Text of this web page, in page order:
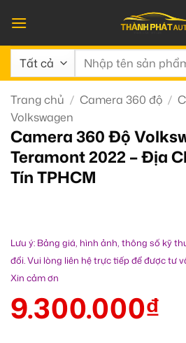
qua
nội
dung
Tìm
Trang chủ / Camera 360 độ /
Volkswagen
Camera 360 Độ
Teramont 2022 – Địa
Tín TPHCM
Lưu ý: Bảng giá, hình ảnh, thông số kỹ
đổi. Vui lòng liên hệ trực tiếp để được tư
Xin cảm ơn
9.300.000₫